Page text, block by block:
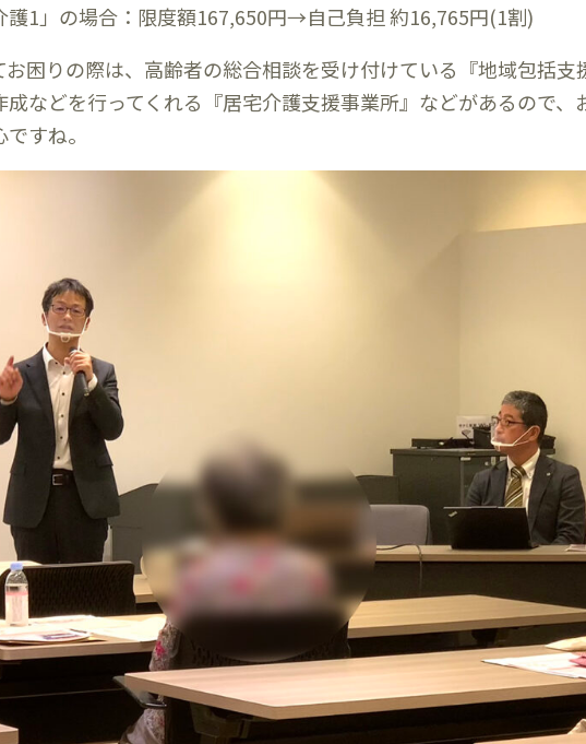
護1」の場合：限度額167,650円→自己負担 約16,765円(1割)
お困りの際は、高齢者の総合相談を受け付けている『地域包括支
成などを行ってくれる『居宅介護支援事業所』などがあるので、
すね。